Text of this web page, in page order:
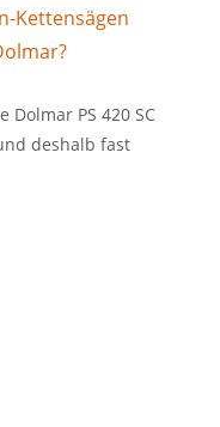
Kettensägen
Dolmar PS 420 SC
deshalb fast